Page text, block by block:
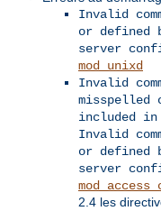
Invalid
or defined
server
mod_unixd
Invalid
misspelled
included
Invalid
or defined
server
2.4 les